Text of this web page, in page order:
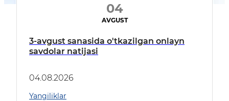
04
AVGUST
3-avgust sanasida o'tkazilgan onlayn
savdolar natijasi
04.08.2026
Yangiliklar